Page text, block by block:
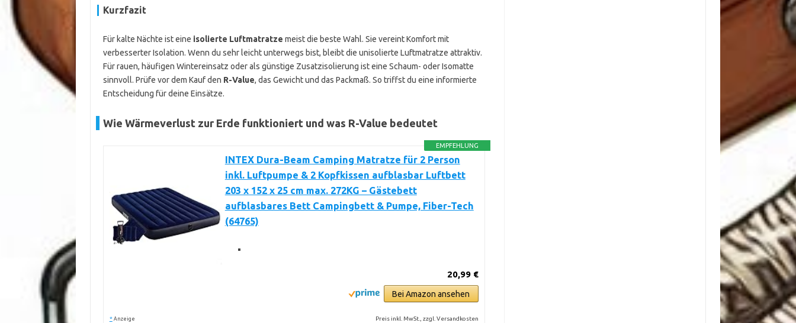
Kurzfazit
Für kalte Nächte ist eine isolierte Luftmatratze meist die beste Wahl. Sie vereint Komfort mit
verbesserter Isolation. Wenn du sehr leicht unterwegs bist, bleibt die unisolierte Luftmatratze attraktiv.
Für rauen, häufigen Wintereinsatz oder als günstige Zusatzisolierung ist eine Schaum- oder Isomatte
sinnvoll. Prüfe vor dem Kauf den R-Value, das Gewicht und das Packmaß. So triffst du eine informierte
Entscheidung für deine Einsätze.
Wie Wärmeverlust zur Erde funktioniert und was R-Value bedeutet
EMPFEHLUNG
INTEX Dura-Beam Camping Matratze für 2 Person
inkl. Luftpumpe & 2 Kopfkissen aufblasbar Luftbett
203 x 152 x 25 cm max. 272KG – Gästebett
aufblasbares Bett Campingbett & Pumpe, Fiber-Tech
(64765)
20,99 €
Bei Amazon ansehen
* Anzeige Preis inkl. MwSt., zzgl. Versandkosten